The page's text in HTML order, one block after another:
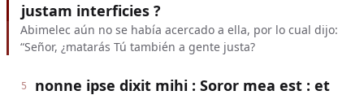
justam interficies ?
Abimelec aún no se había acercado a ella, por lo cual dijo:
“Señor, ¿matarás Tú también a gente justa?
5
nonne ipse dixit mihi : Soror mea est : et